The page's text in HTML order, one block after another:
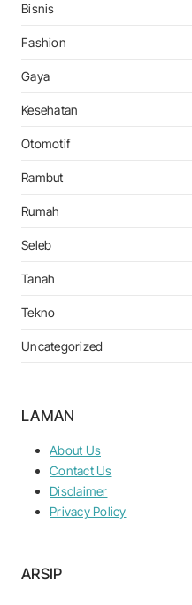
Bisnis
Fashion
Gaya
Kesehatan
Otomotif
Rambut
Rumah
Seleb
Tanah
Tekno
Uncategorized
LAMAN
About Us
Contact Us
Disclaimer
Privacy Policy
ARSIP